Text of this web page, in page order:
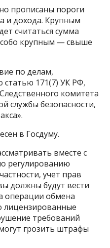
прописаны пороги
и дохода. Крупным
считаться сумма
крупным — свыше
по делам,
171(7) УК РФ,
комитета
службы безопасности,
в Госдуму.
вместе с
регулированию
учет прав
должны будут вести
операции обмена
лицензированные
требований
грозить штрафы